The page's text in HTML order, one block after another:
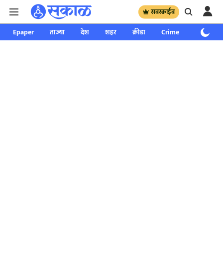
सबस्क्राईब
Epaper ताज्या देश शहर क्रीडा Crime साप्ताहिक